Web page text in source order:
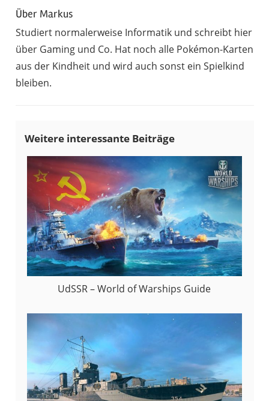
Über Markus
Studiert normalerweise Informatik und schreibt hier
über Gaming und Co. Hat noch alle Pokémon-Karten
aus der Kindheit und wird auch sonst ein Spielkind
bleiben.
UdSSR – World of Warships Guide